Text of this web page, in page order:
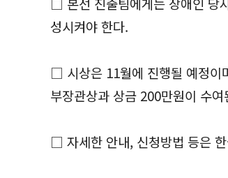
성시켜야 한다.
□ 시상은 11월에 진행될 예정이
부장관상과 상금 200만원이 수여
□ 자세한 안내, 신청방법 등은